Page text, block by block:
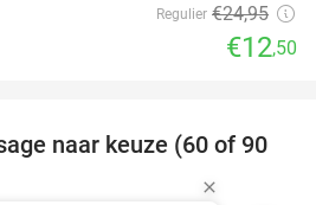
Regulier €24,95
€12,50
43%
naar keuze (60 of 90